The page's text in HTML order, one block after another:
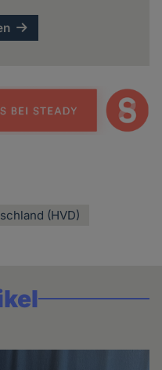
(HVD)